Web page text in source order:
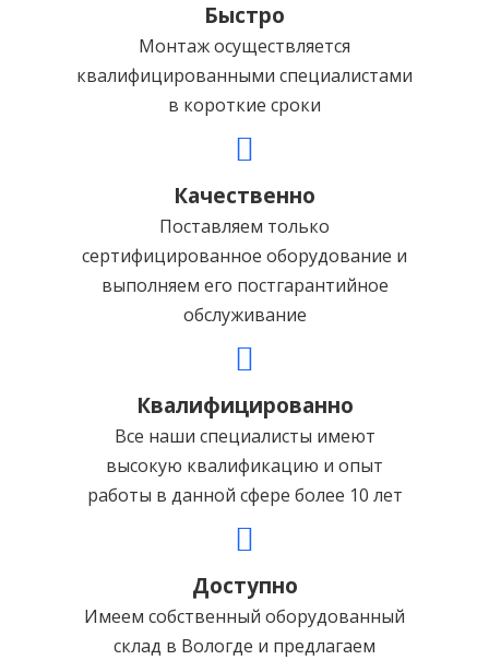
Быстро
Монтаж осуществляется
квалифицированными специалистами
в короткие сроки
Качественно
Поставляем только
сертифицированное оборудование и
выполняем его постгарантийное
обслуживание
Квалифицированно
Все наши специалисты имеют
высокую квалификацию и опыт
работы в данной сфере более 10 лет
Доступно
Имеем собственный оборудованный
склад в Вологде и предлагаем